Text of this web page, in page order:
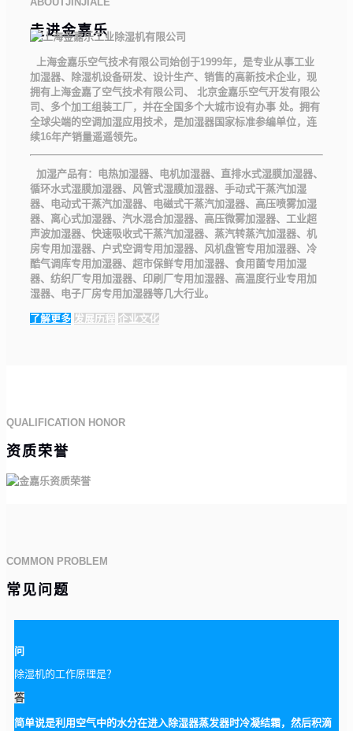
走进金嘉乐
上海金嘉乐空气技术有限公司始创于1999年，是专业从事工业
加湿器、除湿机设备研发、设计生产、销售的高新技术企业，现
拥有上海金嘉了空气技术有限公司、 北京金嘉乐空气开发有限公
司、多个加工组装工厂，并在全国多个大城市设有办事 处。拥有
全球尖端的空调加湿应用技术，是加湿器国家标准参编单位，连
续16年产销量遥遥领先。
加湿产品有：电热加湿器、电机加湿器、直排水式湿膜加湿器、
循环水式湿膜加湿器、风管式湿膜加湿器、手动式干蒸汽加湿
器、电动式干蒸汽加湿器、电磁式干蒸汽加湿器、高压喷雾加湿
器、离心式加湿器、汽水混合加湿器、高压微雾加湿器、工业超
声波加湿器、快速吸收式干蒸汽加湿器、蒸汽转蒸汽加湿器、机
房专用加湿器、户式空调专用加湿器、风机盘管专用加湿器、冷
酷气调库专用加湿器、超市保鲜专用加湿器、食用菌专用加湿
器、纺织厂专用加湿器、印刷厂专用加湿器、高温度行业专用加
湿器、电子厂房专用加湿器等几大行业。
了解更多 发展历程 企业文化
QUALIFICATION HONOR
资质荣誉
COMMON PROBLEM
常见问题
问
除湿机的工作原理是？
答
简单说是利用空气中的水分在进入除湿器蒸发器时冷凝结霜，然后积滴